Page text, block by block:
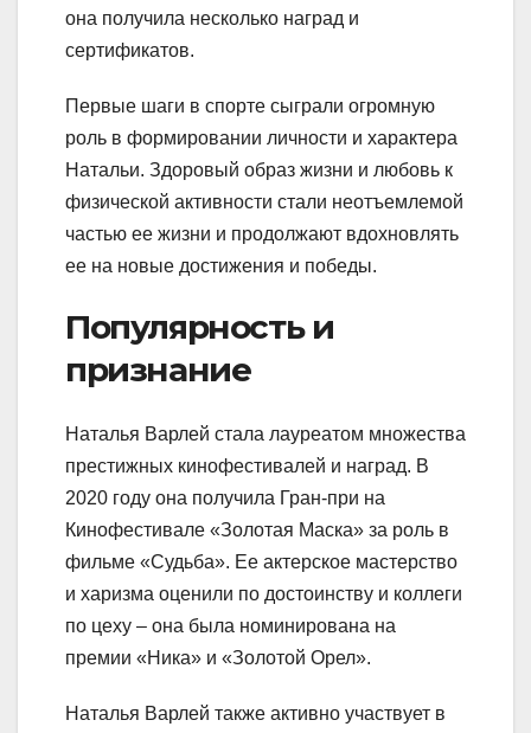
она получила несколько наград и
сертификатов.
Первые шаги в спорте сыграли огромную
роль в формировании личности и характера
Натальи. Здоровый образ жизни и любовь к
физической активности стали неотъемлемой
частью ее жизни и продолжают вдохновлять
ее на новые достижения и победы.
Популярность и
признание
Наталья Варлей стала лауреатом множества
престижных кинофестивалей и наград. В
2020 году она получила Гран-при на
Кинофестивале «Золотая Маска» за роль в
фильме «Судьба». Ее актерское мастерство
и харизма оценили по достоинству и коллеги
по цеху – она была номинирована на
премии «Ника» и «Золотой Орел».
Наталья Варлей также активно участвует в